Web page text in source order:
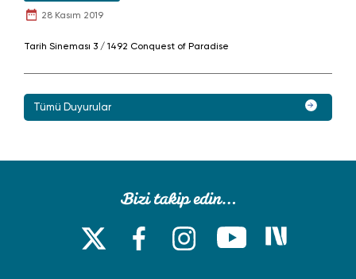
28 Kasım 2019
Tarih Sineması 3 / 1492 Conquest of Paradise
Tümü Duyurular